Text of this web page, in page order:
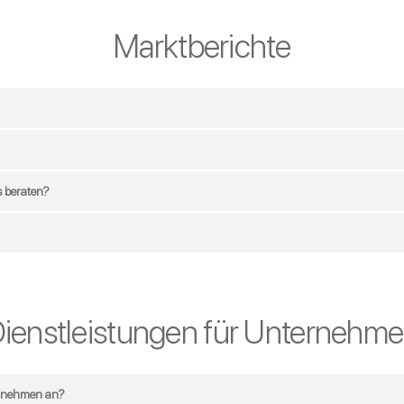
Marktberichte
beraten?
für
an?